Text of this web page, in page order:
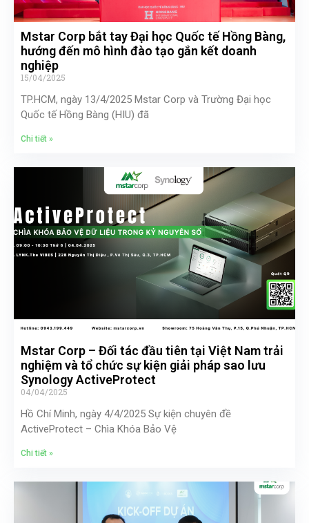
Mstar Corp bắt tay Đại học Quốc tế Hồng Bàng,
hướng đến mô hình đào tạo gắn kết doanh
nghiệp
15/04/2025
TP.HCM, ngày 13/4/2025 Mstar Corp và Trường Đại học
Quốc tế Hồng Bàng (HIU) đã
Chi tiết »
Mstar Corp – Đối tác đầu tiên tại Việt Nam trải
nghiệm và tổ chức sự kiện giải pháp sao lưu
Synology ActiveProtect
04/04/2025
Hồ Chí Minh, ngày 4/4/2025 Sự kiện chuyên đề
ActiveProtect – Chìa Khóa Bảo Vệ
Chi tiết »